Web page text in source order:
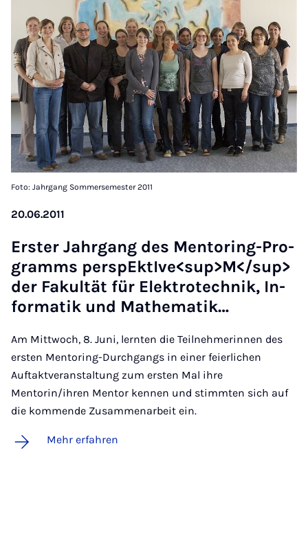
Foto: Jahrgang Sommersemester 2011
20.06.2011
Ers­ter Jahr­gang des Men­to­ring-Pro­
gramms per­spEk­tI­ve<sup>M</sup>
der Fa­kul­tät für Elek­tro­tech­nik, In­
for­ma­tik und Ma­the­ma­tik…
Am Mittwoch, 8. Juni, lernten die Teilnehmerinnen des
ersten Mentoring-Durchgangs in einer feierlichen
Auftaktveranstaltung zum ersten Mal ihre
Mentorin/ihren Mentor kennen und stimmten sich auf
die kommende Zusammenarbeit ein.
Mehr erfahren